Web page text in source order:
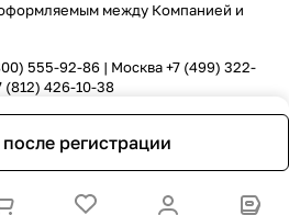
регистрации
оформляемым между Компанией и
555-92-86 | Москва+7 (499) 322-
(812) 426-10-38